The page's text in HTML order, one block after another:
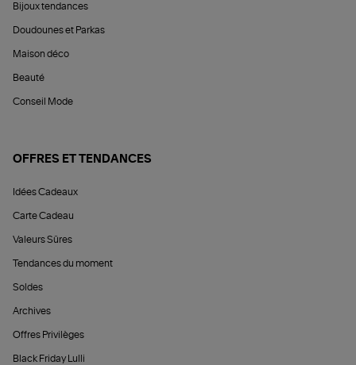
Bijoux tendances
Doudounes et Parkas
Maison déco
Beauté
Conseil Mode
OFFRES ET TENDANCES
Idées Cadeaux
Carte Cadeau
Valeurs Sûres
Tendances du moment
Soldes
Archives
Offres Privilèges
Black Friday Lulli